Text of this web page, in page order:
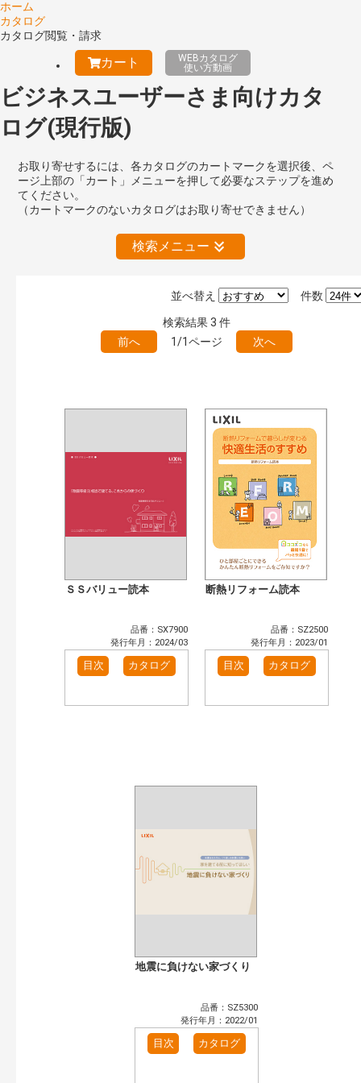
ホーム
カタログ
カタログ閲覧・請求
カート
WEBカタログ
使い方動画
ビジネスユーザーさま向けカタ
ログ(現行版)
お取り寄せするには、各カタログのカートマークを選択後、ペ
ージ上部の「カート」メニューを押して必要なステップを進め
てください。
（カートマークのないカタログはお取り寄せできません）
検索メニュー
絞り込みの解除
キーワード検索（あいまい）
目次も検索 検 索
まずはここから（3）
リフォームおすすめ（4）
補助金・優遇制度を知る（2）
カテゴリー
玄関ドア・引戸（7）
インテリア建材（7）
エクステリア（3）
小型電気温水器（1）
水栓金具（3）
太陽光発電・屋根・外壁（1）
発行年で検索
件数
並べ替え
検索結果3 件
前へ
1/1ページ 次へ
ＳＳバリュー読本
品番：SX7900
発行年月：2024/03
目次 カタログ
断熱リフォーム読本
品番：SZ2500
発行年月：2023/01
目次 カタログ
地震に負けない家づくり
品番：SZ5300
発行年月：2022/01
目次 カタログ